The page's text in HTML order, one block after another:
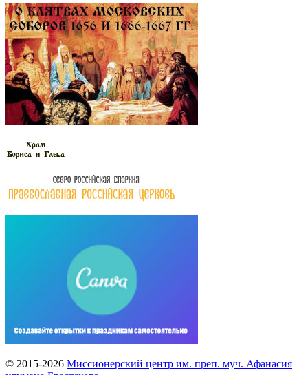
© 2015-2026 Миссионерский центр им. преп. муч. Афанасия